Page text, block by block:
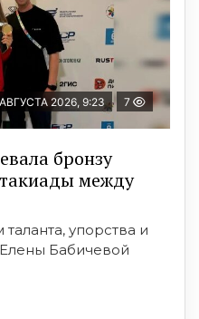
2026, 9:23 7
бронзу
между
упорства и
Бабичевой